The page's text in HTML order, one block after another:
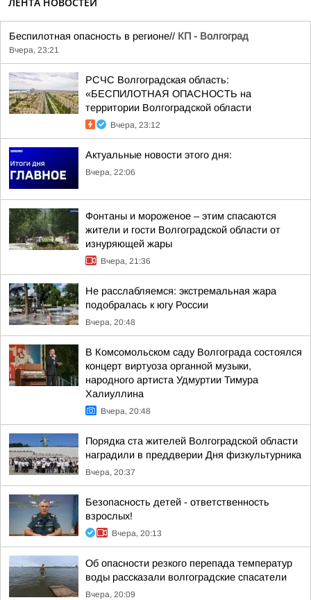
Беспилотная опасность в регионе// КП - Волгоград
Вчера, 23:21
РСЧС Волгоградская область:
«БЕСПИЛОТНАЯ ОПАСНОСТЬ на
территории Волгоградской области
Вчера, 23:12
Актуальные новости этого дня:
Вчера, 22:06
Фонтаны и мороженое – этим спасаются
жители и гости Волгоградской области от
изнуряющей жары
Вчера, 21:36
Не расслабляемся: экстремальная жара
подобралась к югу России
Вчера, 20:48
В Комсомольском саду Волгограда состоялся
концерт виртуоза органной музыки,
народного артиста Удмуртии Тимура
Халиуллина
Вчера, 20:48
Порядка ста жителей Волгоградской области
наградили в преддверии Дня физкультурника
Вчера, 20:37
Безопасность детей - ответственность
взрослых!
Вчера, 20:13
Об опасности резкого перепада температур
воды рассказали волгоградские спасатели
Вчера, 20:09